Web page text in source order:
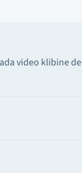
video klibine de